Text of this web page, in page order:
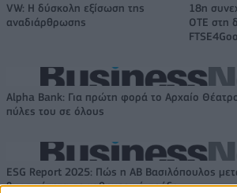
VW: Η δύσκολη εξίσωση της
αναδιάρθρωσης
18η
ΟΤΕ στη
Alpha Bank: Για πρώτη φορά το Αρχαίο
πύλες του σε όλους
ESG Report 2025: Πώς η ΑΒ Βασιλόπουλος
βιωσιμότητα σε καθημερινή πράξη